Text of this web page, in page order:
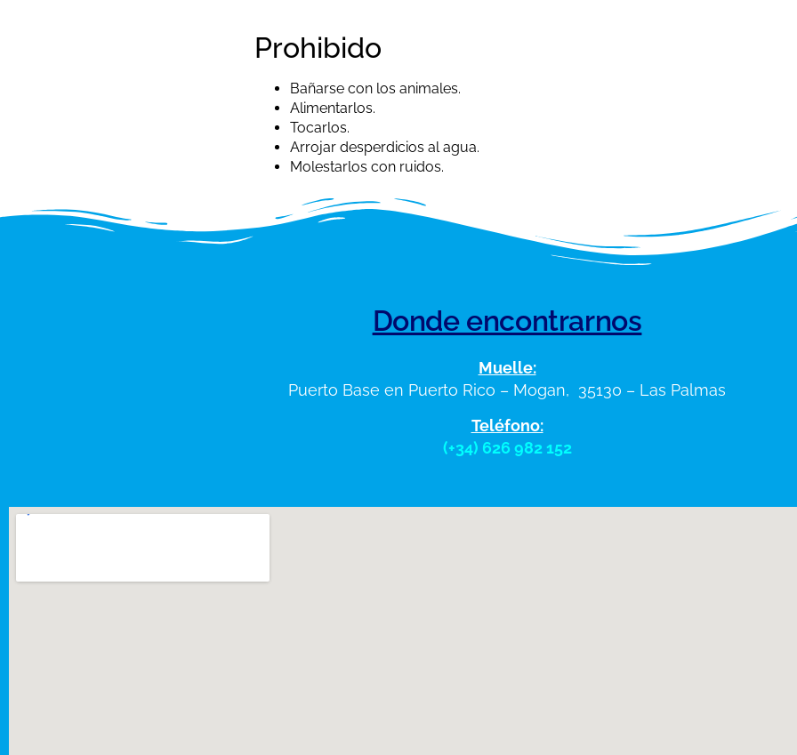
Prohibido
Bañarse con los animales.
Alimentarlos.
Tocarlos.
Arrojar desperdicios al agua.
Molestarlos con ruidos.
Donde encontrarnos
Muelle:
Puerto Base en Puerto Rico – Mogan, 35130 – Las Palmas
Teléfono:
(+34) 626 982 152